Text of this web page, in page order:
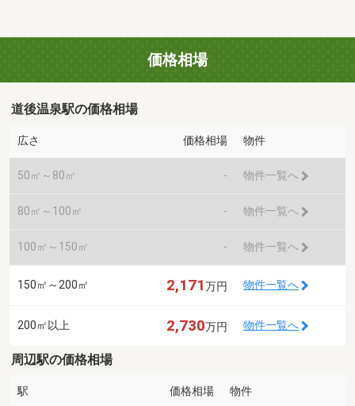
価格相場
道後温泉駅の価格相場
広さ 価格相場 物件
50㎡～80㎡ - 物件一覧へ
80㎡～100㎡ - 物件一覧へ
100㎡～150㎡ - 物件一覧へ
150㎡～200㎡ 2,171万円 物件一覧へ
200㎡以上 2,730万円 物件一覧へ
周辺駅の価格相場
駅 価格相場 物件